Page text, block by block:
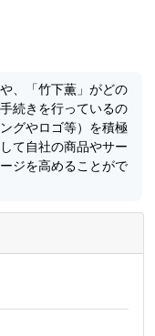
、「竹下薫」がどの
続きを行っているの
グやロゴ等）を積極
て自社の商品やサー
ジを高めることがで